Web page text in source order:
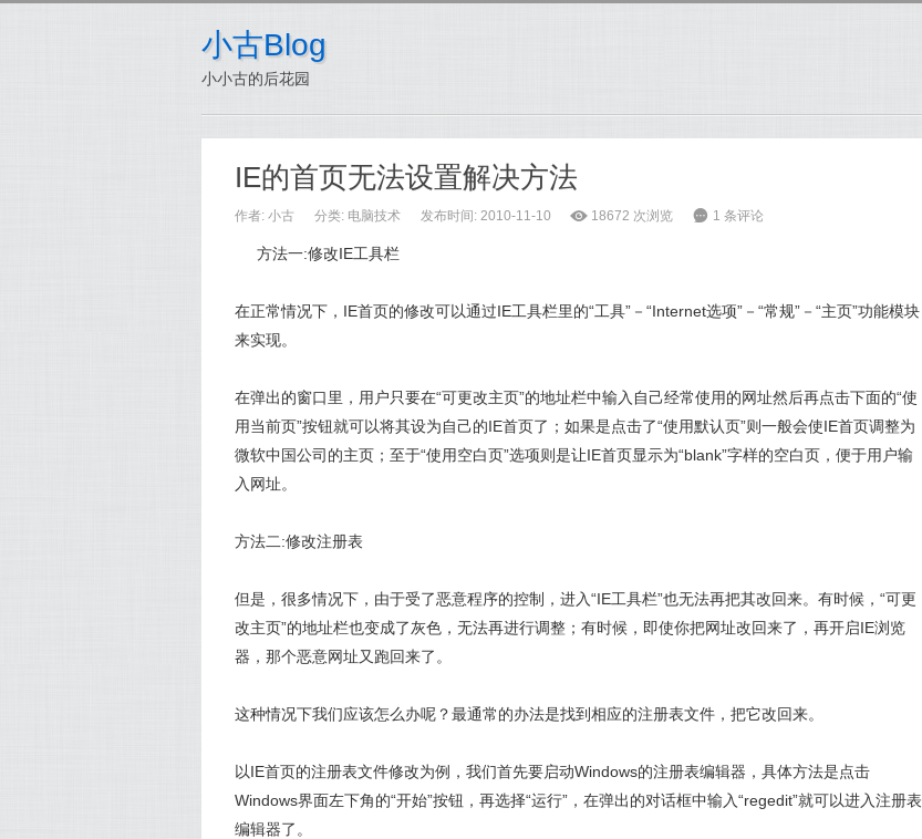
小古Blog
小小古的后花园
IE的首页无法设置解决方法
作者: 小古 分类: 电脑技术 发布时间: 2010-11-10 ė 18672 次浏览 6 1 条评论
方法一:修改IE工具栏
在正常情况下，IE首页的修改可以通过IE工具栏里的“工具”－“Internet选项”－“常规”－“主页”功能模块
来实现。
在弹出的窗口里，用户只要在“可更改主页”的地址栏中输入自己经常使用的网址然后再点击下面的“使
用当前页”按钮就可以将其设为自己的IE首页了；如果是点击了“使用默认页”则一般会使IE首页调整为
微软中国公司的主页；至于“使用空白页”选项则是让IE首页显示为“blank”字样的空白页，便于用户输
入网址。
方法二:修改注册表
但是，很多情况下，由于受了恶意程序的控制，进入“IE工具栏”也无法再把其改回来。有时候，“可更
改主页”的地址栏也变成了灰色，无法再进行调整；有时候，即使你把网址改回来了，再开启IE浏览
器，那个恶意网址又跑回来了。
这种情况下我们应该怎么办呢？最通常的办法是找到相应的注册表文件，把它改回来。
以IE首页的注册表文件修改为例，我们首先要启动Windows的注册表编辑器，具体方法是点击
Windows界面左下角的“开始”按钮，再选择“运行”，在弹出的对话框中输入“regedit”就可以进入注册表
编辑器了。